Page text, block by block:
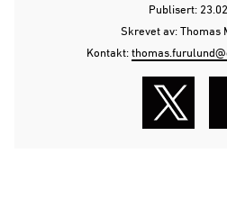
Publisert:
Skrevet av: Thomas
Kontakt: